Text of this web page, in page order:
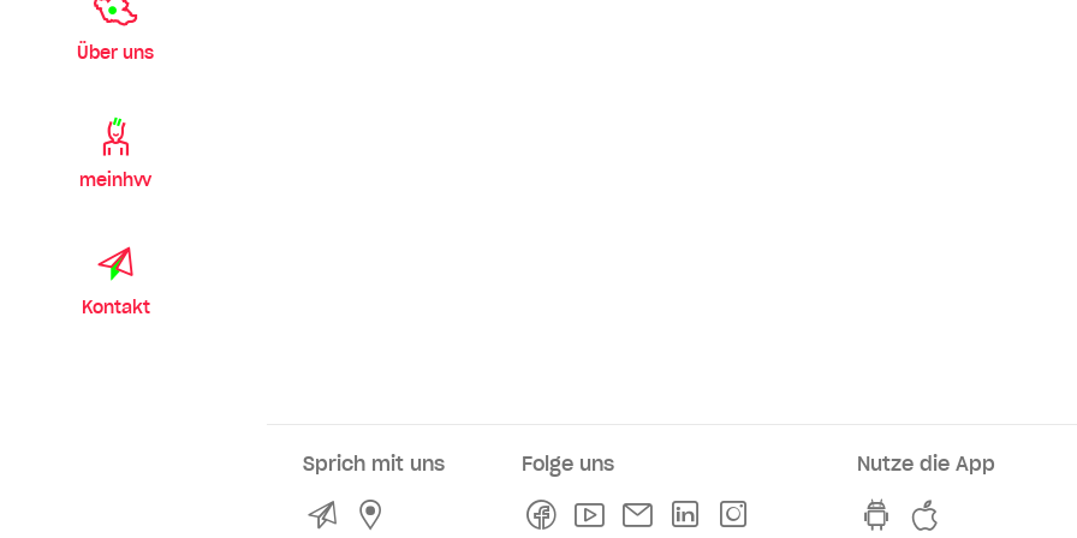
Über uns
meinhvv
Kontakt
Sprich mit uns
KontaktService- und Verkaufsstellen
Folge uns
FacebookYoutubeNewsletterLinkedln
Nutze die App
hvv switch App